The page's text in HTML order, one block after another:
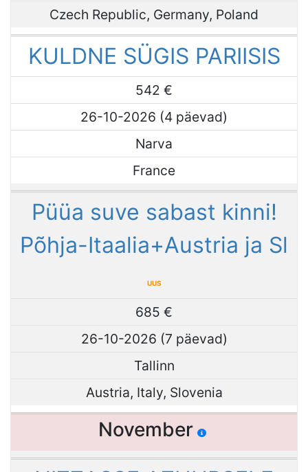
Czech Republic, Germany, Poland
KULDNE SÜGIS PARIISIS
542 €
26-10-2026 (4 päevad)
Narva
France
Püüa suve sabast kinni!
Põhja-Itaalia+Austria ja Sl
UUS
685 €
26-10-2026 (7 päevad)
Tallinn
Austria, Italy, Slovenia
November